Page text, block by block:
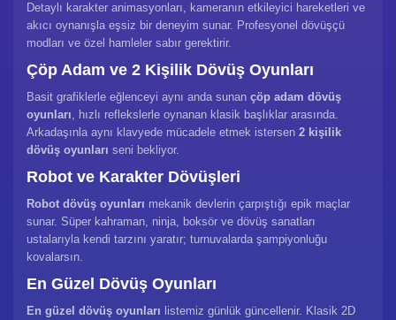
Detaylı karakter animasyonları, kameranın etkileyici hareketleri ve
akıcı oynanışla eşsiz bir deneyim sunar. Profesyonel dövüşçü
modları ve özel hamleler sabır gerektirir.
Çöp Adam ve 2 Kişilik Dövüş Oyunları
Basit grafiklerle eğlenceyi aynı anda sunan çöp adam dövüş
oyunları, hızlı reflekslerle oynanan klasik başlıklar arasında.
Arkadaşınla aynı klavyede mücadele etmek istersen 2 kişilik
dövüş oyunları seni bekliyor.
Robot ve Karakter Dövüşleri
Robot dövüş oyunları mekanik devlerin çarpıştığı epik maçlar
sunar. Süper kahraman, ninja, boksör ve dövüş sanatları
ustalarıyla kendi tarzını yaratır; turnuvalarda şampiyonluğu
kovalarsın.
En Güzel Dövüş Oyunları
En güzel dövüş oyunları listemiz günlük güncellenir. Klasik 2D